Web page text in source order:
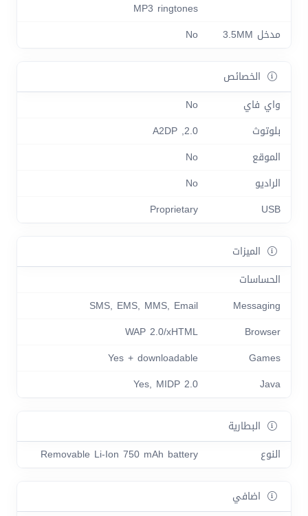
MP3 ringtones
مدخل 3.5MM
No
الخصائص
واي فاي
No
بلوتوث
2.0, A2DP
الموقع
No
الراديو
No
USB
Proprietary
الميزات
الحساسات
Messaging
SMS, EMS, MMS, Email
Browser
WAP 2.0/xHTML
Games
Yes + downloadable
Java
Yes, MIDP 2.0
البطارية
النوع
Removable Li-Ion 750 mAh battery
اضافي